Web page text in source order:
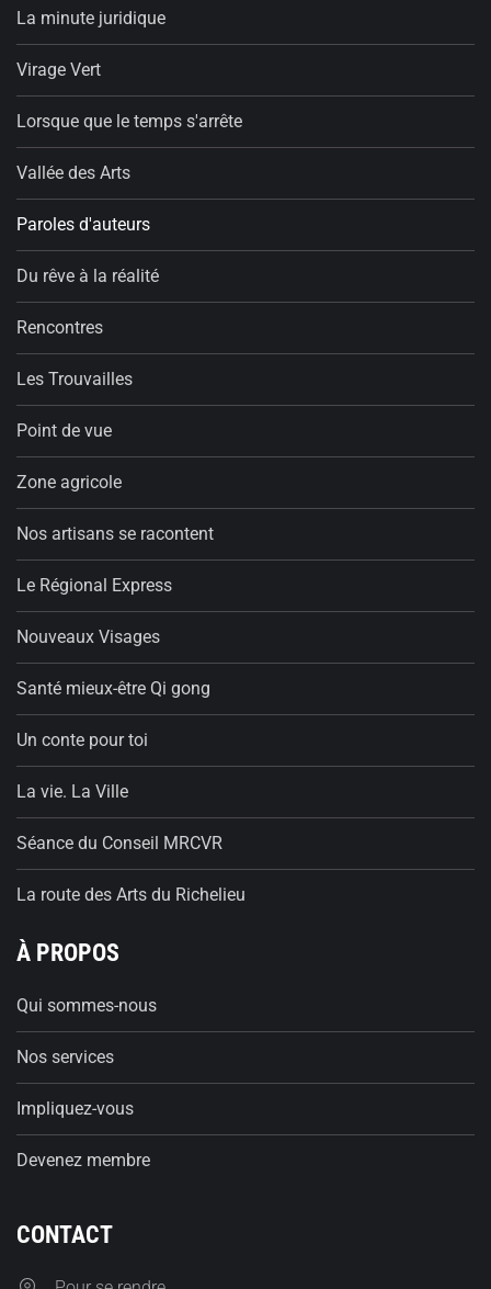
La minute juridique
Virage Vert
Lorsque que le temps s'arrête
Vallée des Arts
Paroles d'auteurs
Du rêve à la réalité
Rencontres
Les Trouvailles
Point de vue
Zone agricole
Nos artisans se racontent
Le Régional Express
Nouveaux Visages
Santé mieux-être Qi gong
Un conte pour toi
La vie. La Ville
Séance du Conseil MRCVR
La route des Arts du Richelieu
À PROPOS
Qui sommes-nous
Nos services
Impliquez-vous
Devenez membre
CONTACT